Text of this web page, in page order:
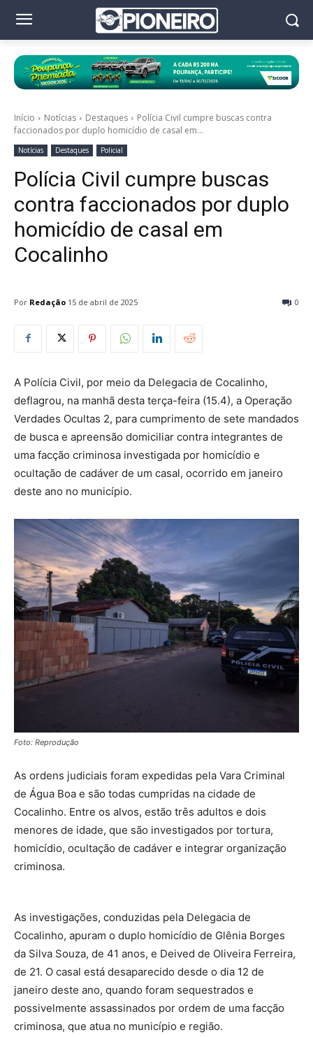
Início Notícias Destaques
Polícia Civil cumpre buscas contra
faccionados por duplo homicídio de casal em...
Notícias Destaques Policial
Polícia Civil cumpre buscas
contra faccionados por duplo
homicídio de casal em
Cocalinho
Por Redação 0
15 de abril de 2025
A Polícia Civil, por meio da Delegacia de Cocalinho,
deflagrou, na manhã desta terça-feira (15.4), a Operação
Verdades Ocultas 2, para cumprimento de sete mandados
de busca e apreensão domiciliar contra integrantes de
uma facção criminosa investigada por homicídio e
ocultação de cadáver de um casal, ocorrido em janeiro
deste ano no município.
Foto: Reprodução
As ordens judiciais foram expedidas pela Vara Criminal
de Água Boa e são todas cumpridas na cidade de
Cocalinho. Entre os alvos, estão três adultos e dois
menores de idade, que são investigados por tortura,
homicídio, ocultação de cadáver e integrar organização
criminosa.
As investigações, conduzidas pela Delegacia de
Cocalinho, apuram o duplo homicídio de Glênia Borges
da Silva Souza, de 41 anos, e Deived de Oliveira Ferreira,
de 21. O casal está desaparecido desde o dia 12 de
janeiro deste ano, quando foram sequestrados e
possivelmente assassinados por ordem de uma facção
criminosa, que atua no município e região.